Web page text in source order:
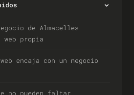
de Almacelles
web propia
encaja con un negocio
no pueden faltar